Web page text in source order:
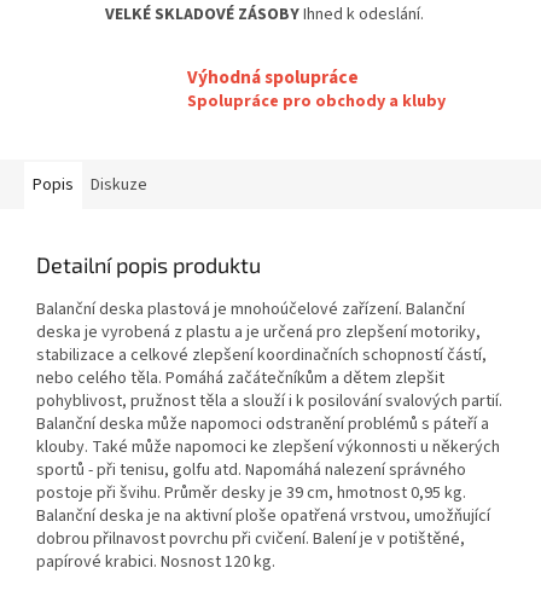
VELKÉ SKLADOVÉ ZÁSOBYIhned k odeslání.
Výhodná spolupráce
Spolupráce pro obchody a kluby
Popis Diskuze
Detailní popis produktu
Balanční deska plastová je mnohoúčelové zařízení. Balanční
deska je vyrobená z plastu a je určená pro zlepšení motoriky,
stabilizace a celkové zlepšení koordinačních schopností částí,
nebo celého těla. Pomáhá začátečníkům a dětem zlepšit
pohyblivost, pružnost těla a slouží i k posilování svalových partií.
Balanční deska může napomoci odstranění problémů s páteří a
klouby. Také může napomoci ke zlepšení výkonnosti u někerých
sportů - při tenisu, golfu atd. Napomáhá nalezení správného
postoje při švihu. Průměr desky je 39 cm, hmotnost 0,95 kg.
Balanční deska je na aktivní ploše opatřená vrstvou, umožňující
dobrou přilnavost povrchu při cvičení. Balení je v potištěné,
papírové krabici. Nosnost 120 kg.